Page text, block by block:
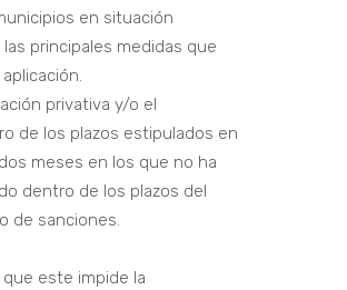
en situación
principales medidas que
privativa y/o el
de los plazos estipulados en
meses en los que no ha
dentro de los plazos del
de sanciones.
este impide la